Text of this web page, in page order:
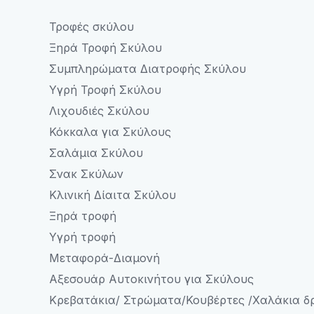
Τροφές σκύλου
Ξηρά Τροφή Σκύλου
Συμπληρώματα Διατροφής Σκύλου
Υγρή Τροφή Σκύλου
Λιχουδιές Σκύλου
Κόκκαλα για Σκύλους
Σαλάμια Σκύλου
Σνακ Σκύλων
Κλινική Δίαιτα Σκύλου
Ξηρά τροφή
Υγρή τροφή
Μεταφορά-Διαμονή
Αξεσουάρ Αυτοκινήτου για Σκύλους
Κρεβατάκια/ Στρώματα/Κουβέρτες /Χαλάκια